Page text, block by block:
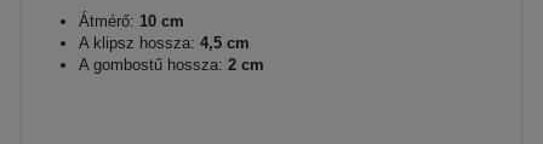
Átmérő: 10 cm
A klipsz hossza: 4,5 cm
A gombostű hossza: 2 cm